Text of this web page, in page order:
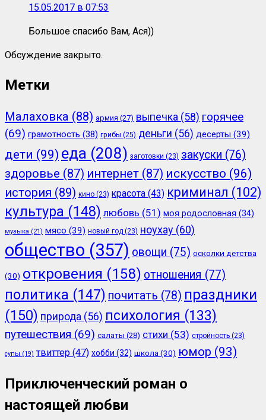
15.05.2017 в 07:53
Большое спасибо Вам, Ася))
Обсуждение закрыто.
Метки
Малаховка (88) армия (27) выпечка (58) горячее
(69) грамотность (38) грибы (25) деньги (56) десерты (39)
дети (99) еда (208) заготовки (23) закуски (76)
здоровье (87) интернет (87) искусство (96)
история (89) кино (23) красота (43) криминал (102)
культура (148) любовь (51) моя родословная (34)
музыка (21) мясо (39) новый год (23) ноухау (60)
общество (357) овощи (75) осколки детства
(30) откровения (158) отношения (77)
политика (147) почитать (78) праздники
(150) природа (56) психология (133)
путешествия (69) салаты (28) стихи (53) стройность (23)
супы (19) твиттер (47) хобби (32) школа (30) юмор (93)
Приключенческий роман о
настоящей любви